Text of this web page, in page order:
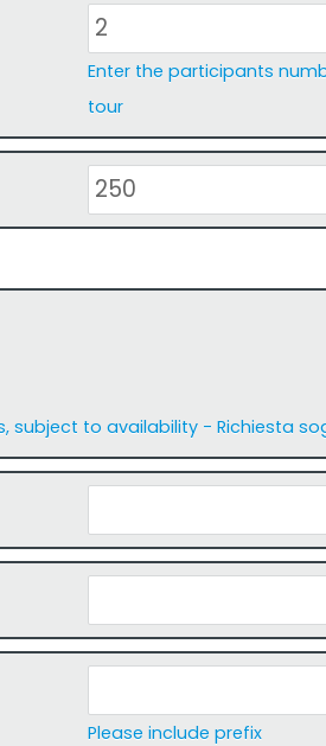
Enter the participants
tour
subject to availability - Richiesta
Please include prefix